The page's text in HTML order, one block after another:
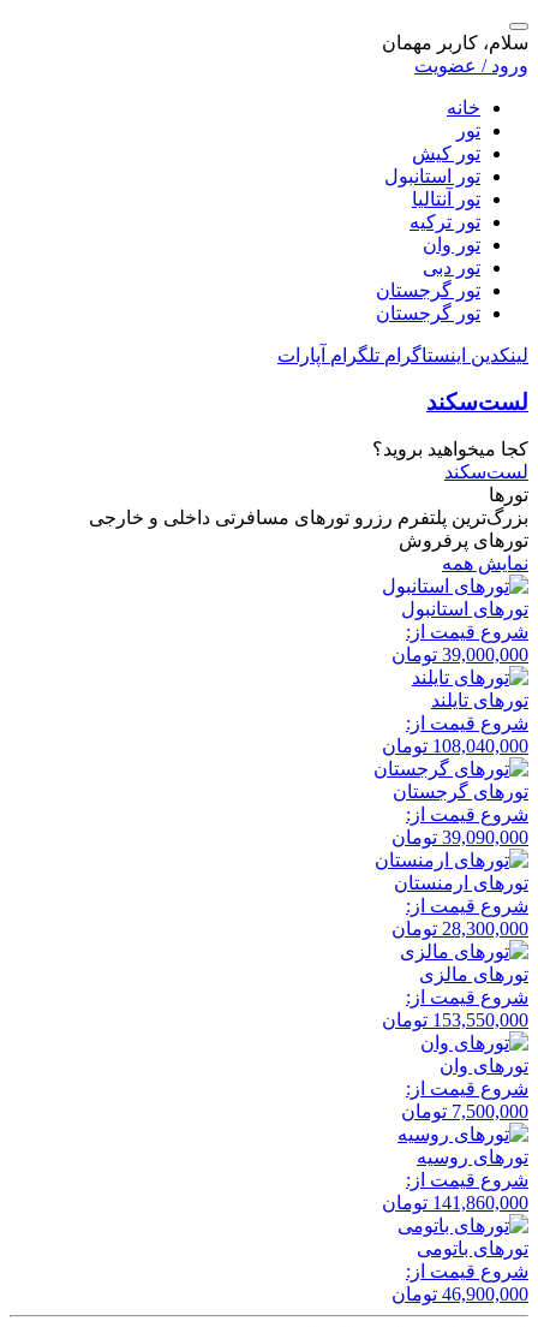
سلام، کاربر مهمان
ورود / عضویت
خانه
تور
تور کیش
تور استانبول
تور آنتالیا
تور ترکیه
تور وان
تور دبی
تور گرجستان
تور گرجستان
لینکدین اینستاگرام تلگرام آپارات
لست‌سکند
کجا میخواهید بروید؟
لست‌سکند
تورها
بزرگ‌ترین پلتفرم رزرو تورهای مسافرتی داخلی و خارجی
تورهای پرفروش
نمایش همه
تور‌های استانبول
شروع قیمت از:
39,000,000 تومان
تور‌های تایلند
شروع قیمت از:
108,040,000 تومان
تور‌های گرجستان
شروع قیمت از:
39,090,000 تومان
تور‌های ارمنستان
شروع قیمت از:
28,300,000 تومان
تور‌های مالزی
شروع قیمت از:
153,550,000 تومان
تور‌های وان
شروع قیمت از:
7,500,000 تومان
تور‌های روسیه
شروع قیمت از:
141,860,000 تومان
تور‌های باتومی
شروع قیمت از:
46,900,000 تومان